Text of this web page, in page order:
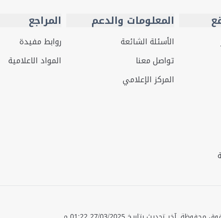
المعلومات والدعم
الأسئلة الشائعة
تواصل معنا
المركز الإعلامي
المراجع
روابط مفيدة
المواد الاعلامية